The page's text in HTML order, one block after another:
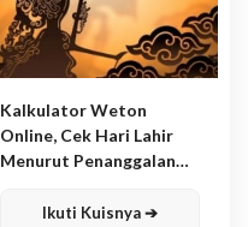
Kalkulator Weton
Online, Cek Hari Lahir
Menurut Penanggalan
Ikuti Kuisnya ➔